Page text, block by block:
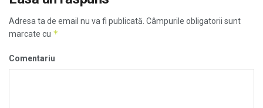
Adresa ta de email nu va fi publicată. Câmpurile obligatorii sunt
marcate cu *
Comentariu